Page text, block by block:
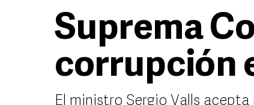
Suprema
corrupción
El ministro Sergio Valls